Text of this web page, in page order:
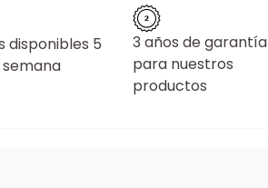
disponibles 5
3 años de garantía
para nuestros
productos